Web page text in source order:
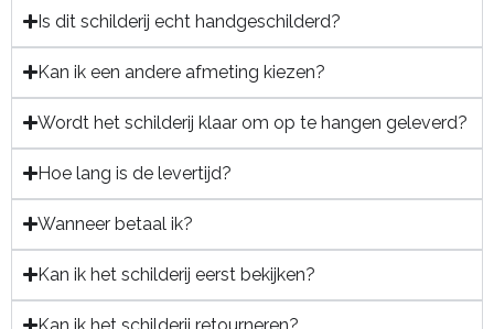
Is dit schilderij echt handgeschilderd?
Kan ik een andere afmeting kiezen?
Wordt het schilderij klaar om op te hangen geleverd?
Hoe lang is de levertijd?
Wanneer betaal ik?
Kan ik het schilderij eerst bekijken?